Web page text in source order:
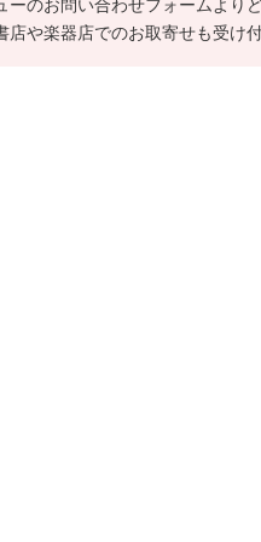
ーのお問い合わせフォームよりど
店や楽器店でのお取寄せも受け